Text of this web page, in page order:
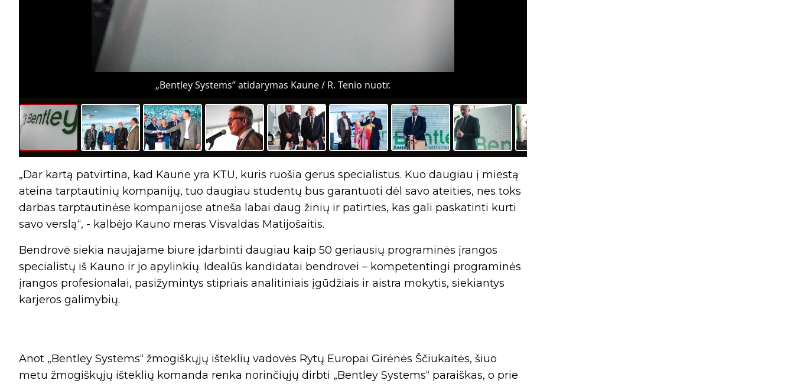
„Bentley Systems” atidarymas Kaune / R. Tenio nuotr.
„Dar kartą patvirtina, kad Kaune yra KTU, kuris ruošia gerus specialistus. Kuo daugiau į miestą
ateina tarptautinių kompanijų, tuo daugiau studentų bus garantuoti dėl savo ateities, nes toks
darbas tarptautinėse kompanijose atneša labai daug žinių ir patirties, kas gali paskatinti kurti
savo verslą“, - kalbėjo Kauno meras Visvaldas Matijošaitis.
Bendrovė siekia naujajame biure įdarbinti daugiau kaip 50 geriausių programinės įrangos
specialistų iš Kauno ir jo apylinkių. Idealūs kandidatai bendrovei – kompetentingi programinės
įrangos profesionalai, pasižymintys stipriais analitiniais įgūdžiais ir aistra mokytis, siekiantys
karjeros galimybių.
Anot „Bentley Systems“ žmogiškųjų išteklių vadovės Rytų Europai Girėnės Ščiukaitės, šiuo
metu žmogiškųjų išteklių komanda renka norinčiųjų dirbti „Bentley Systems“ paraiškas, o prie